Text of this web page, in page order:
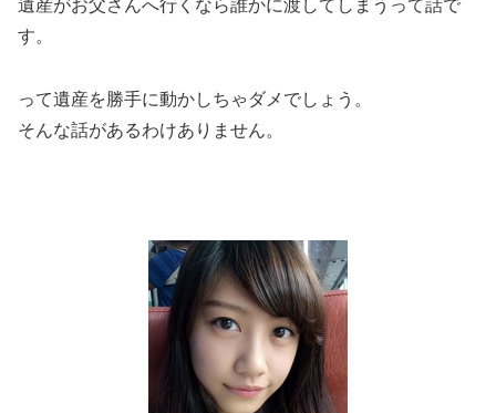
遺産がお父さんへ行くなら誰かに渡してしまうって話で
す。
って遺産を勝手に動かしちゃダメでしょう。
そんな話があるわけありません。